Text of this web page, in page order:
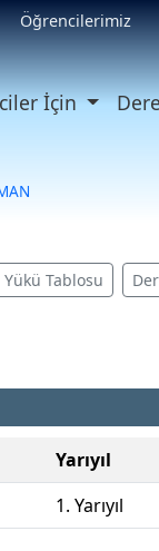
Öğrencilerimiz
İçin
Yükü Tablosu
Yarıyıl
1. Yarıyıl